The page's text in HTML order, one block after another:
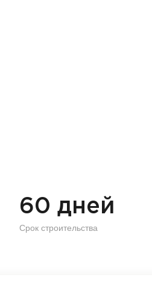
60 дней
Срок строительства